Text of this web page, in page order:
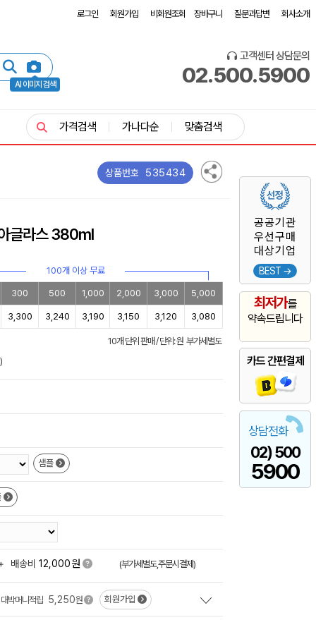
로그인 회원가입 비회원조회 장바구니 질문과답변 회사소개
AI 이미지 검색
고객센터 상담문의
02.500.5900
공공기관
우선구매
대상기업
BEST →
최저가를
약속드립니다
카드 간편결제
상담전화
02) 500
5900
가격검색 가나다순 맞춤검색
상품번호 535434
글라스 380ml
100개 이상 무료
300 500 1,000 2,000 3,000 5,000
3,300 3,240 3,190 3,150 3,120 3,080
10개 단위 판매 / 단위: 원 부가세별도
샘플
배송비 12,000원 (부가세별도,주문시결제)
대박머니적립 5,250원 회원가입